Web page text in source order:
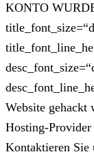
KONTO
Website gehackt
Hosting-Provider
Kontaktieren Sie